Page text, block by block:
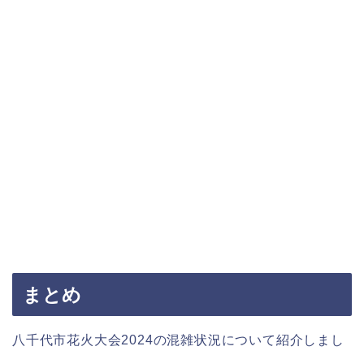
まとめ
八千代市花火大会2024の混雑状況について紹介しまし